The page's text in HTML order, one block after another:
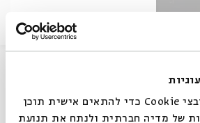
אנחנו משתמשים בקובצי Cookie כדי להתאים אישית תוכן
של מדיה חברתית ולנתח את תנועת
אלון זינגמן והשחקנים נטע ריסקין
(ליפא)